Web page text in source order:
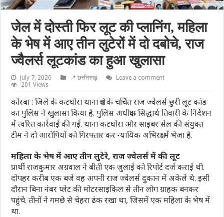
जेल में दोस्ती फिर लूट की प्लानिंग, महिला
के भेष में आए तीन लुटेरों में दो दबोचे, राज
ज्वैलर्स लूटकांड का हुआ खुलासा
July 7, 2026 📍 छत्तीसगढ़
Leave a comment
201 Views
कोरबा : जिले के कटघोरा थाना क्षेत्र के चर्चित राज ज्वेलर्स छुरी लूट कांड
का पुलिस ने खुलासा किया है. पुलिस अधीक्षक सिद्धार्थ तिवारी के निर्देशन
में त्वरित कार्रवाई की गई. थाना कटघोरा और साइबर सेल की संयुक्त
टीम ने दो आरोपियों को गिरफ्तार कर न्यायिक अभिरक्षा में भेजा है.
महिला के भेष में आए तीन लुटेरे, राज ज्वेलर्स में की लूट
प्रार्थी राजकुमार अग्रवाल ने बीती एक जुलाई को रिपोर्ट दर्ज कराई थी.
दोपहर करीब एक बजे वह अपनी राज ज्वेलर्स दुकान में अकेले थे. इसी
दौरान बिना नंबर प्लेट की मोटरसाइकिल से तीन लोग ग्राहक बनकर
पहुंचे. तीनों ने गमछे से चेहरा ढंक रखा था, जिसमें एक महिला के भेष में
था.